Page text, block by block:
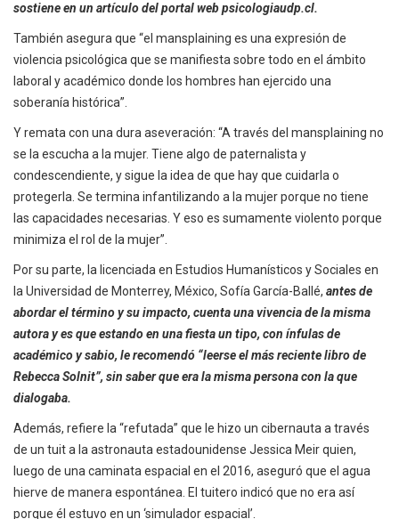
sostiene en un artículo del portal web psicologiaudp.cl.
También asegura que “el mansplaining es una expresión de
violencia psicológica que se manifiesta sobre todo en el ámbito
laboral y académico donde los hombres han ejercido una
soberanía histórica”.
Y remata con una dura aseveración: “A través del mansplaining no
se la escucha a la mujer. Tiene algo de paternalista y
condescendiente, y sigue la idea de que hay que cuidarla o
protegerla. Se termina infantilizando a la mujer porque no tiene
las capacidades necesarias. Y eso es sumamente violento porque
minimiza el rol de la mujer”.
Por su parte, la licenciada en Estudios Humanísticos y Sociales en
la Universidad de Monterrey, México, Sofía García-Ballé, antes de
abordar el término y su impacto, cuenta una vivencia de la misma
autora y es que estando en una fiesta un tipo, con ínfulas de
académico y sabio, le recomendó “leerse el más reciente libro de
Rebecca Solnit”, sin saber que era la misma persona con la que
dialogaba.
Además, refiere la “refutada” que le hizo un cibernauta a través
de un tuit a la astronauta estadounidense Jessica Meir quien,
luego de una caminata espacial en el 2016, aseguró que el agua
hierve de manera espontánea. El tuitero indicó que no era así
porque él estuvo en un ‘simulador espacial’.